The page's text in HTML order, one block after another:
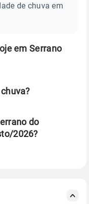
de chuva em
em Serrano
do
2026?